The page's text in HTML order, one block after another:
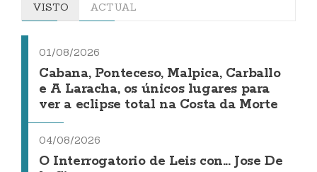
VISTO ACTUAL
01/08/2026
Cabana, Ponteceso, Malpica, Carballo
e A Laracha, os únicos lugares para
ver a eclipse total na Costa da Morte
04/08/2026
O Interrogatorio de Leis con... Jose De